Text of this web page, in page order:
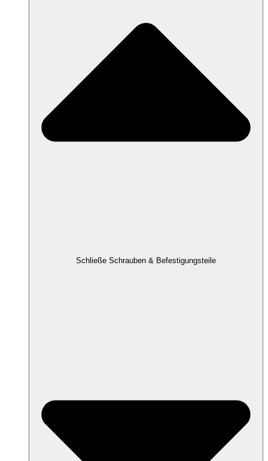
Schließe Schrauben & Befestigungsteile